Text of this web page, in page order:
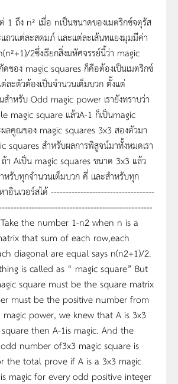
1 ถึง n² เมื่อ nเป็นขนาดของเมตริกซ์จตุรัส
ถวแต่ละสดมภ์ และแต่ละเส้นทแยงมุมมีค่า
2ซึ่งเรียกสิ่งมหัศจรรย์นี้ว่า magic
ของ magic squares ก็คือต้องเป็นเมตริกซ์
ละตัวต้องเป็นจำนวนเต็มบวก ตั้งแต่
สำหรับ Odd magic power เรายังทราบว่า
magic square แล้วA-1 ก็เป็นmagic
ลคูณของ magic squares 3x3 สองตัวมา
squares สำหรับผลการพิสูจน์มาทั้งหมดเรา
ถ้า Aเป็น magic squares ขนาด 3x3 แล้ว
หรับทุกจำนวนเต็มบวก คี่ และสำหรับทุก
าอินเวอร์สได้ -----------------------------------
the number 1-n2 when n is a
that sum of each row,each
diagonal are equal says n(n2+1)/2.
is called as “ magic square” But
square must be the square matrix
must be the positive number from
power, we knew that A is 3x3
then A-1is magic. And the
number of3x3 magic square is
the total prove if A is a 3x3 magic
magic for every odd positive integer